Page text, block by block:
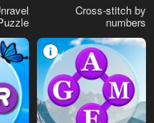
Cross-stitch by
numbers